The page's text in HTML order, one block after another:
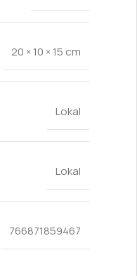
20 × 10 × 15 cm
Lokal
Lokal
766871859467